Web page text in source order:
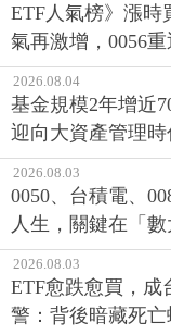
ETF人氣榜》漲時
氣再激增，0056
2026.08.04
基金規模2年增近
迎向大資產管理時
2026.08.03
0050、台積電、
人生，關鍵在「數
2026.08.03
ETF愈跌愈買，成
警：背後暗藏死